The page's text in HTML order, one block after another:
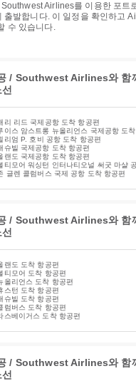
출발합니다. 이 일정을 확인하고
수 있습니다.
/ Southwest Airlines와 함
리 리드 국제공항 도착 항공편
이스 암스트롱 뉴올리언스 국제공항 도
리엄 P. 호비 공항 도착 항공편
슈빌 국제공항 도착 항공편
랜도 국제공항 도착 항공편
티모어 워싱턴 인터나티오널 써굿 마샬
글렌 콜럼버스 국제 공항 도착 항공편
/ Southwest Airlines와 함
랜도 도착 항공편
티모어 도착 항공편
올리언스 도착 항공편
스턴 도착 항공편
슈빌 도착 항공편
럼버스 도착 항공편
스베이거스 도착 항공편
/ Southwest Airlines와 함